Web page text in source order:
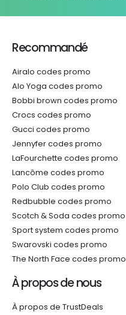
Recommandé
Airalo codes promo
Alo Yoga codes promo
Bobbi brown codes promo
Crocs codes promo
Gucci codes promo
Jennyfer codes promo
LaFourchette codes promo
Lancôme codes promo
Polo Club codes promo
Redbubble codes promo
Scotch & Soda codes promo
Sport system codes promo
Swarovski codes promo
The North Face codes promo
À propos de nous
À propos de TrustDeals